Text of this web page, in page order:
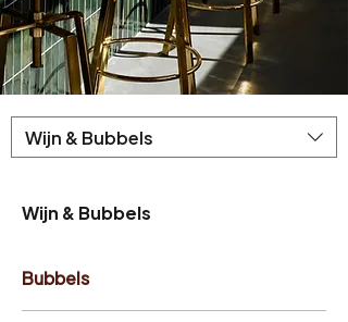
Wijn & Bubbels
Wijn & Bubbels
Bubbels